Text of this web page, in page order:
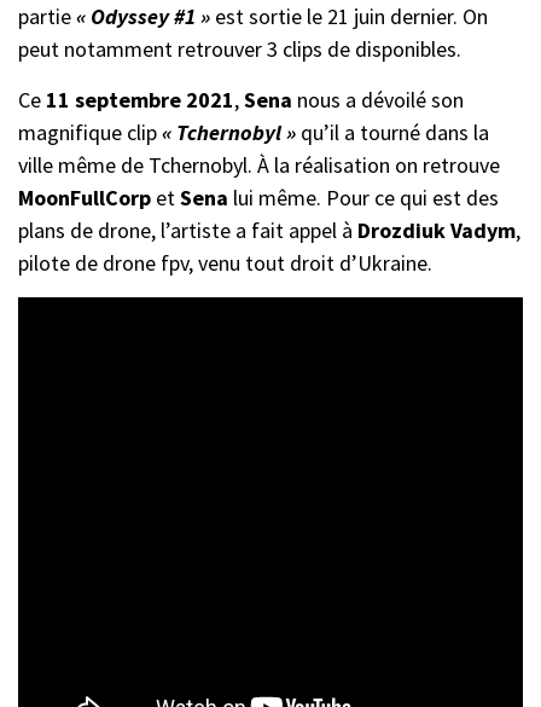
partie« Odyssey #1 » est sortie le 21 juin dernier. On
peut notamment retrouver 3 clips de disponibles.
Ce 11 septembre 2021,Sena nous a dévoilé son
magnifique clip« Tchernobyl » qu’il a tourné dans la
ville même de Tchernobyl. À la réalisation on retrouve
MoonFullCorp etSena lui même. Pour ce qui est des
plans de drone, l’artiste a fait appel à Drozdiuk Vadym,
pilote de drone fpv, venu tout droit d’Ukraine.